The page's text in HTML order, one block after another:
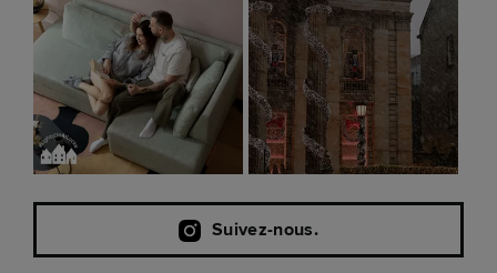
Suivez-nous.